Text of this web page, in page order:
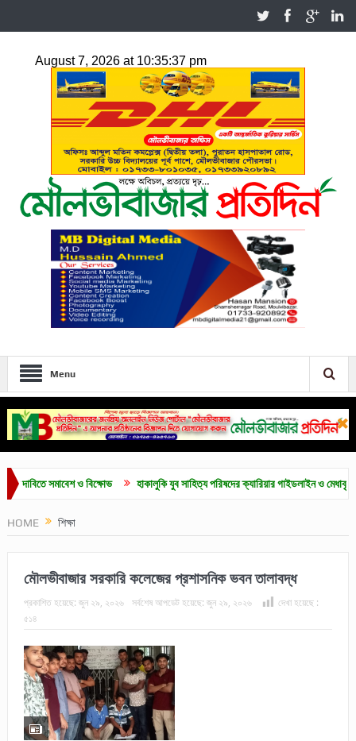
Menu
ও বিক্ষোভ হাকালুকি যুব সাহিত্য পরিষদের ক্যারিয়ার গাইডলাইন ও মেধাবৃত্তি প্রদান
HOME শিক্ষা
মৌলভীবাজার সরকারি কলেজের প্রশাসনিক ভবন তালাবদ্ধ
প্রকাশিত হয়েছে: জুন ২৯, ২০২৬ সর্বশেষ আপডেট হয়েছে: জুন ২৯, ২০২৬
দেখা হয়েছে :
৫১৪